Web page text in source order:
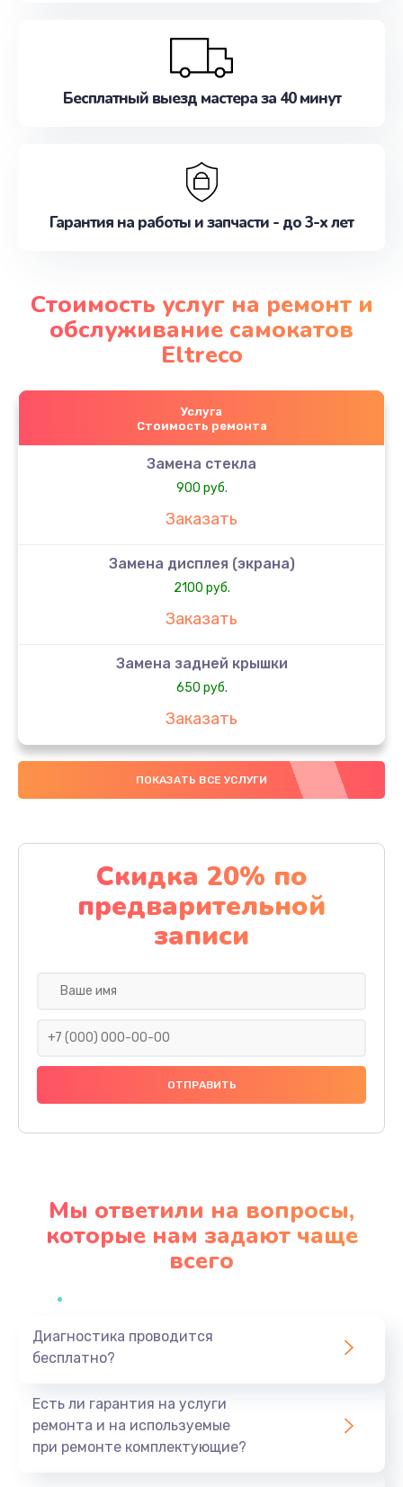
Бесплатный выезд мастера за 40 минут
Гарантия на работы и запчасти - до 3-х лет
Стоимость услуг на ремонт и
обслуживание самокатов
Eltreco
Услуга
Стоимость ремонта
Замена стекла
900 руб.
Заказать
Замена дисплея (экрана)
2100 руб.
Заказать
Замена задней крышки
650 руб.
Заказать
Замена аккумулятора
4000 руб.
Замена материнской платы
1100 руб.
Заказать
Замена праймера
1000 руб.
Заказать
Профилактическая чистка
Заказать
ПОКАЗАТЬ ВСЕ УСЛУГИ
Скидка 20% по
предварительной
записи
Мы ответили на вопросы,
которые нам задают чаще
всего
Диагностика проводится
бесплатно?
Есть ли гарантия на услуги
ремонта и на используемые
при ремонте комплектующие?